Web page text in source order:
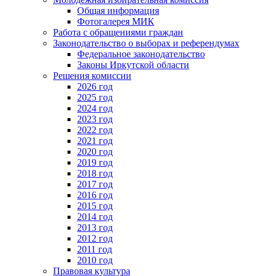
Общая информация
Фотогалерея МИК
Работа с обращениями граждан
Законодательство о выборах и референдумах
Федеральное законодательство
Законы Иркутской области
Решения комиссии
2026 год
2025 год
2024 год
2023 год
2022 год
2021 год
2020 год
2019 год
2018 год
2017 год
2016 год
2015 год
2014 год
2013 год
2012 год
2011 год
2010 год
Правовая культура